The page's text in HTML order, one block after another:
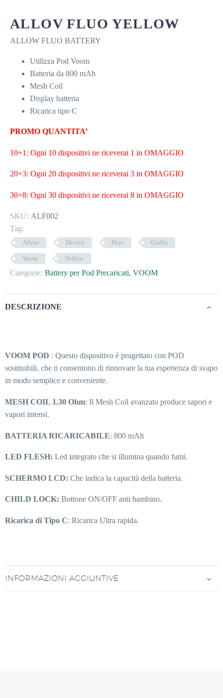
ALLOV FLUO YELLOW
ALLOW FLUO BATTERY
Utilizza Pod Voom
Batteria da 800 mAh
Mesh Coil
Display batteria
Ricarica tipo C
PROMO QUANTITA’
10+1: Ogni 10 dispositivi ne riceverai 1 in OMAGGIO
20+3: Ogni 20 dispositivi ne riceverai 3 in OMAGGIO
30+8: Ogni 30 dispositivi ne riceverai 8 in OMAGGIO
SKU: ALF002
Tag:
Allow Device Fluo Giallo
Voom Yellow
Categorie: Battery per Pod Precaricati, VOOM
DESCRIZIONE
VOOM POD : Questo dispositivo è progettato con POD
sostituibili, che ti consentono di rinnovare la tua esperienza di svapo
in modo semplice e conveniente.
MESH COIL 1.30 Ohm: Il Mesh Coil avanzato produce sapori e
vapori intensi.
BATTERIA RICARICABILE: 800 mAh
LED FLESH: Led integrato che si illumina quando fumi.
SCHERMO LCD: Che indica la capacità della batteria.
CHILD LOCK: Bottone ON/OFF anti bambino.
Ricarica di Tipo C: Ricarica Ultra rapida.
INFORMAZIONI AGGIUNTIVE